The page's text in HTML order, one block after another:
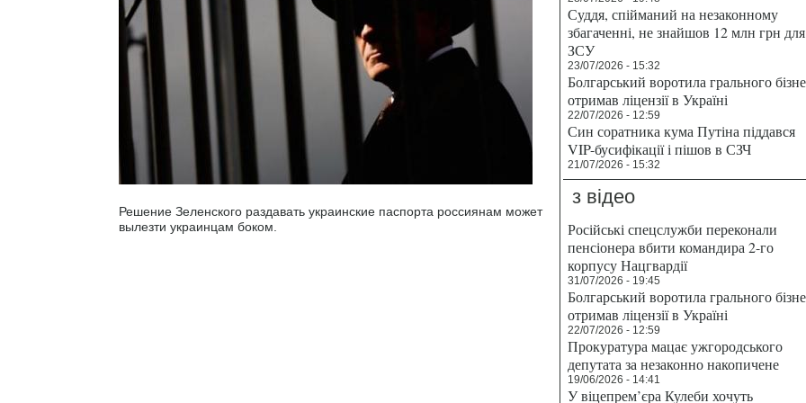
Решение Зеленского раздавать украинские паспорта россиянам может
вылезти украинцам боком.
Суддя, спійманий на незаконному
збагаченні, не знайшов 12 млн грн для
ЗСУ
23/07/2026 - 15:32
Болгарський воротила грального
отримав ліцензії в Україні
22/07/2026 - 12:59
Син соратника кума Путіна піддався
VIP-бусифікації і пішов в СЗЧ
21/07/2026 - 15:32
з відео
Російські спецслужби переконали
пенсіонера вбити командира 2-го
корпусу Нацгвардії
31/07/2026 - 19:45
Болгарський воротила грального
отримав ліцензії в Україні
22/07/2026 - 12:59
Прокуратура мацає ужгородського
депутата за незаконно накопичене
19/06/2026 - 14:41
У віцепрем’єра Кулеби хочуть